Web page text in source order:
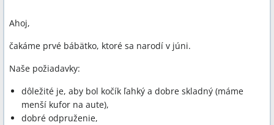
Ahoj,
čakáme prvé bábätko, ktoré sa narodí v júni.
Naše požiadavky:
dôležité je, aby bol kočík ľahký a dobre skladný (máme
menší kufor na aute),
dobré odpruženie,